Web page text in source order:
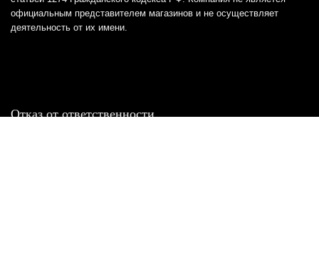
официальным представителем магазинов и не осуществляет
деятельность от их имени.
Отказ от ответственности